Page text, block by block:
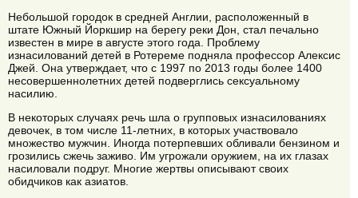
Небольшой городок в средней Англии, расположенный в
штате Южный Йоркшир на берегу реки Дон, стал печально
известен в мире в августе этого года. Проблему
изнасилований детей в Ротереме подняла профессор Алексис
Джей. Она утверждает, что с 1997 по 2013 годы более 1400
несовершеннолетних детей подверглись сексуальному
насилию.
В некоторых случаях речь шла о групповых изнасилованиях
девочек, в том числе 11-летних, в которых участвовало
множество мужчин. Иногда потерпевших обливали бензином и
грозились сжечь заживо. Им угрожали оружием, на их глазах
насиловали подруг. Многие жертвы описывают своих
обидчиков как азиатов.